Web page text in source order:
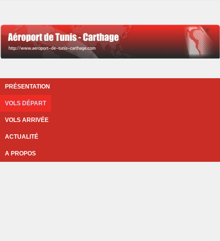
PRÉSENTATION
VOLS DÉPART
VOLS ARRIVÉE
ACTUALITÉ
A PROPOS